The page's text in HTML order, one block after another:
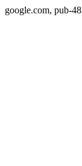
google.com, pub-